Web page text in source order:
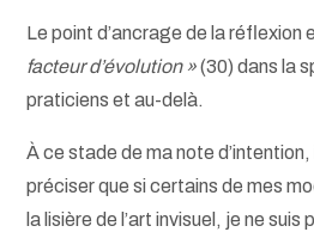
Le point d’ancrage de la réflexion
facteur d’évolution »(30) dans la
praticiens et au-delà.
À ce stade de ma note
préciser que si certains de mes
la lisière de l’art invisuel, je ne suis